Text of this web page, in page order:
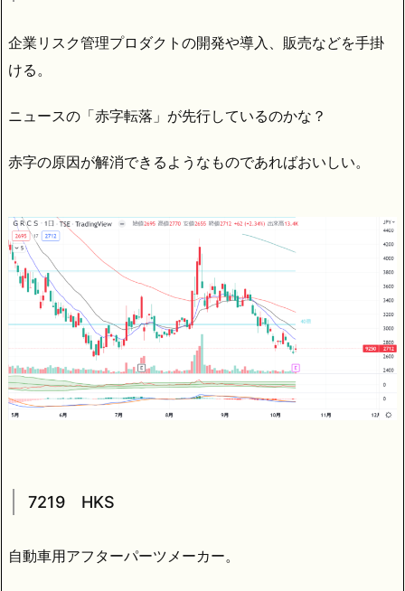
企業リスク管理プロダクトの開発や導入、販売などを手掛
ける。
ニュースの「赤字転落」が先行しているのかな？
赤字の原因が解消できるようなものであればおいしい。
7219 HKS
自動車用アフターパーツメーカー。